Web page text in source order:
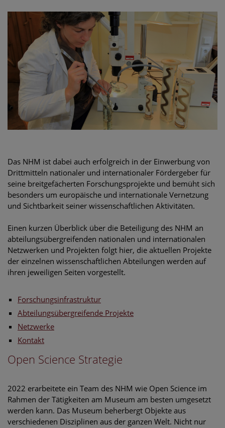
Das NHM ist dabei auch erfolgreich in der Einwerbung von
Drittmitteln nationaler und internationaler Fördergeber für
seine breitgefächerten Forschungsprojekte und bemüht sich
besonders um europäische und internationale Vernetzung
und Sichtbarkeit seiner wissenschaftlichen Aktivitäten.
Einen kurzen Überblick über die Beteiligung des NHM an
abteilungsübergreifenden nationalen und internationalen
Netzwerken und Projekten folgt hier, die aktuellen Projekte
der einzelnen wissenschaftlichen Abteilungen werden auf
ihren jeweiligen Seiten vorgestellt.
Forschungsinfrastruktur
Abteilungsübergreifende Projekte
Netzwerke
Kontakt
Open Science Strategie
2022 erarbeitete ein Team des NHM wie Open Science im
Rahmen der Tätigkeiten am Museum am besten umgesetzt
werden kann. Das Museum beherbergt Objekte aus
verschiedenen Disziplinen aus der ganzen Welt. Nicht nur